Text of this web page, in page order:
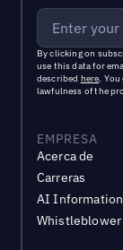
By clicking on
use this data for
described here.
lawfulness of the
EMPRESA
Acerca de
Carreras
AI Information
Whistleblower